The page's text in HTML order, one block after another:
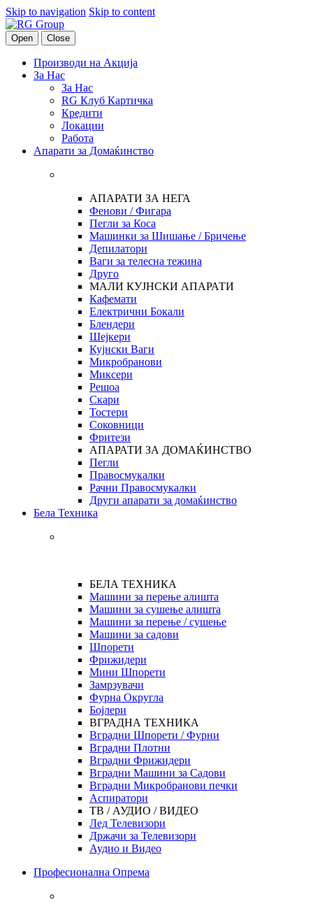
Skip to navigation Skip to content
Open Close
Производи на Акција
За Нас
За Нас
RG Клуб Картичка
Кредити
Локации
Работа
Апарати за Домаќинство
АПАРАТИ ЗА НЕГА
Фенови / Фигара
Пегли за Коса
Машинки за Шишање / Бричење
Депилатори
Ваги за телесна тежина
Друго
МАЛИ КУЈНСКИ АПАРАТИ
Кафемати
Електрични Бокали
Блендери
Шејкери
Кујнски Ваги
Микробранови
Миксери
Решоа
Скари
Тостери
Соковници
Фритези
АПАРАТИ ЗА ДОМАЌИНСТВО
Пегли
Правосмукалки
Рачни Правосмукалки
Други апарати за домаќинство
Бела Техника
БЕЛА ТЕХНИКА
Машини за перење алишта
Машини за сушење алишта
Машини за перење / сушење
Машини за садови
Шпорети
Фрижидери
Мини Шпорети
Замрзувачи
Фурна Округла
Бојлери
ВГРАДНА ТЕХНИКА
Вградни Шпорети / Фурни
Вградни Плотни
Вградни Фрижидери
Вградни Машини за Садови
Вградни Микробранови печки
Аспиратори
ТВ / АУДИО / ВИДЕО
Лед Телевизори
Држачи за Телевизори
Аудио и Видео
Професионална Опрема